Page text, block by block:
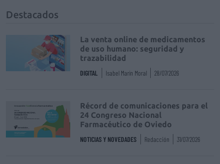
Destacados
La venta online de medicamentos
de uso humano: seguridad y
trazabilidad
DIGITAL Isabel Marín Moral 28/07/2026
Récord de comunicaciones para el
24 Congreso Nacional
Farmacéutico de Oviedo
NOTICIAS Y NOVEDADES Redacción 31/07/2026